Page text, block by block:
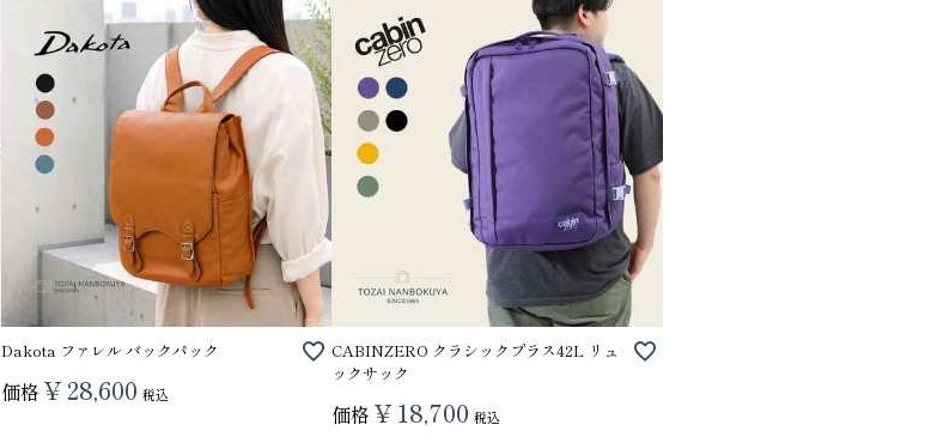
Dakota ファレル バックパック
価格 ¥28,600 税込
CABINZERO クラシックプラス42L リュ
ックサック
価格 ¥18,700 税込